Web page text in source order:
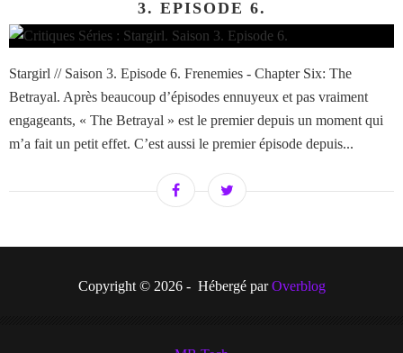
3. EPISODE 6.
Stargirl // Saison 3. Episode 6. Frenemies - Chapter Six: The
Betrayal. Après beaucoup d’épisodes ennuyeux et pas vraiment
engageants, « The Betrayal » est le premier depuis un moment qui
m’a fait un petit effet. C’est aussi le premier épisode depuis...
Copyright © 2026 - Hébergé parOverblog